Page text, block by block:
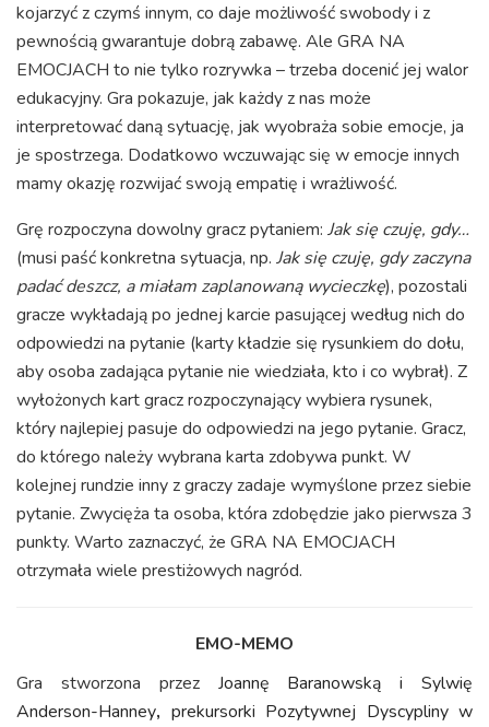
kojarzyć z czymś innym, co daje możliwość swobody i z
pewnością gwarantuje dobrą zabawę. Ale GRA NA
EMOCJACH to nie tylko rozrywka – trzeba docenić jej walor
edukacyjny. Gra pokazuje, jak każdy z nas może
interpretować daną sytuację, jak wyobraża sobie emocje, ja
je spostrzega. Dodatkowo wczuwając się w emocje innych
mamy okazję rozwijać swoją empatię i wrażliwość.
Grę rozpoczyna dowolny gracz pytaniem: Jak się czuję, gdy…
(musi paść konkretna sytuacja, np. Jak się czuję, gdy zaczyna
padać deszcz, a miałam zaplanowaną wycieczkę), pozostali
gracze wykładają po jednej karcie pasującej według nich do
odpowiedzi na pytanie (karty kładzie się rysunkiem do dołu,
aby osoba zadająca pytanie nie wiedziała, kto i co wybrał). Z
wyłożonych kart gracz rozpoczynający wybiera rysunek,
który najlepiej pasuje do odpowiedzi na jego pytanie. Gracz,
do którego należy wybrana karta zdobywa punkt. W
kolejnej rundzie inny z graczy zadaje wymyślone przez siebie
pytanie. Zwycięża ta osoba, która zdobędzie jako pierwsza 3
punkty. Warto zaznaczyć, że GRA NA EMOCJACH
otrzymała wiele prestiżowych nagród.
EMO-MEMO
Gra stworzona przez Joannę Baranowską i Sylwię
Anderson-Hanney, prekursorki Pozytywnej Dyscypliny w